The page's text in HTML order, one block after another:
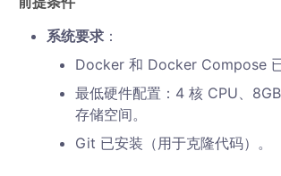
系统要求 ：
Docker 和 Docker Compose 已
最低硬件配置：4 核 CPU、
存储空间。
Git 已安装（用于克隆代码）。